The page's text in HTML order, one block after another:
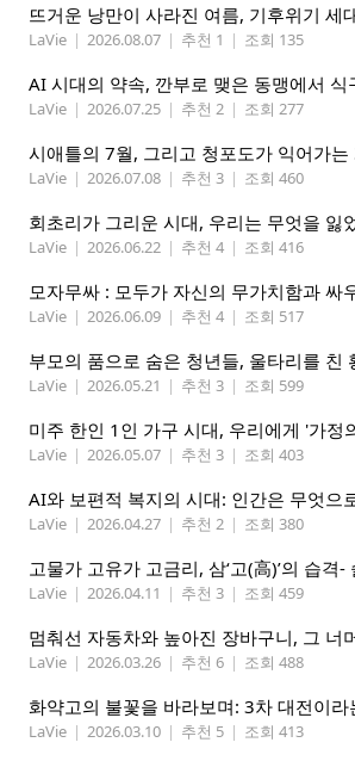
뜨거운 낭만이 사라진 여름, 기후위기 세
LaVie | 2026.08.07 | 추천 1 | 조회 135
AI 시대의 약속, 깐부로 맺은 동맹에서 식
LaVie | 2026.07.25 | 추천 2 | 조회 277
시애틀의 7월, 그리고 청포도가 익어가는
LaVie | 2026.07.08 | 추천 3 | 조회 460
회초리가 그리운 시대, 우리는 무엇을 잃
LaVie | 2026.06.22 | 추천 4 | 조회 416
모자무싸 : 모두가 자신의 무가치함과 싸
LaVie | 2026.06.09 | 추천 4 | 조회 517
부모의 품으로 숨은 청년들, 울타리를 친
LaVie | 2026.05.21 | 추천 3 | 조회 599
LaVie | 2026.05.07 | 추천 3 | 조회 403
AI와 보편적 복지의 시대: 인간은 무엇으
LaVie | 2026.04.27 | 추천 2 | 조회 380
고물가 고유가 고금리, 삼‘고(高)’의 습격
LaVie | 2026.04.11 | 추천 3 | 조회 459
멈춰선 자동차와 높아진 장바구니, 그 너
LaVie | 2026.03.26 | 추천 6 | 조회 488
화약고의 불꽃을 바라보며: 3차 대전이
LaVie | 2026.03.10 | 추천 5 | 조회 413